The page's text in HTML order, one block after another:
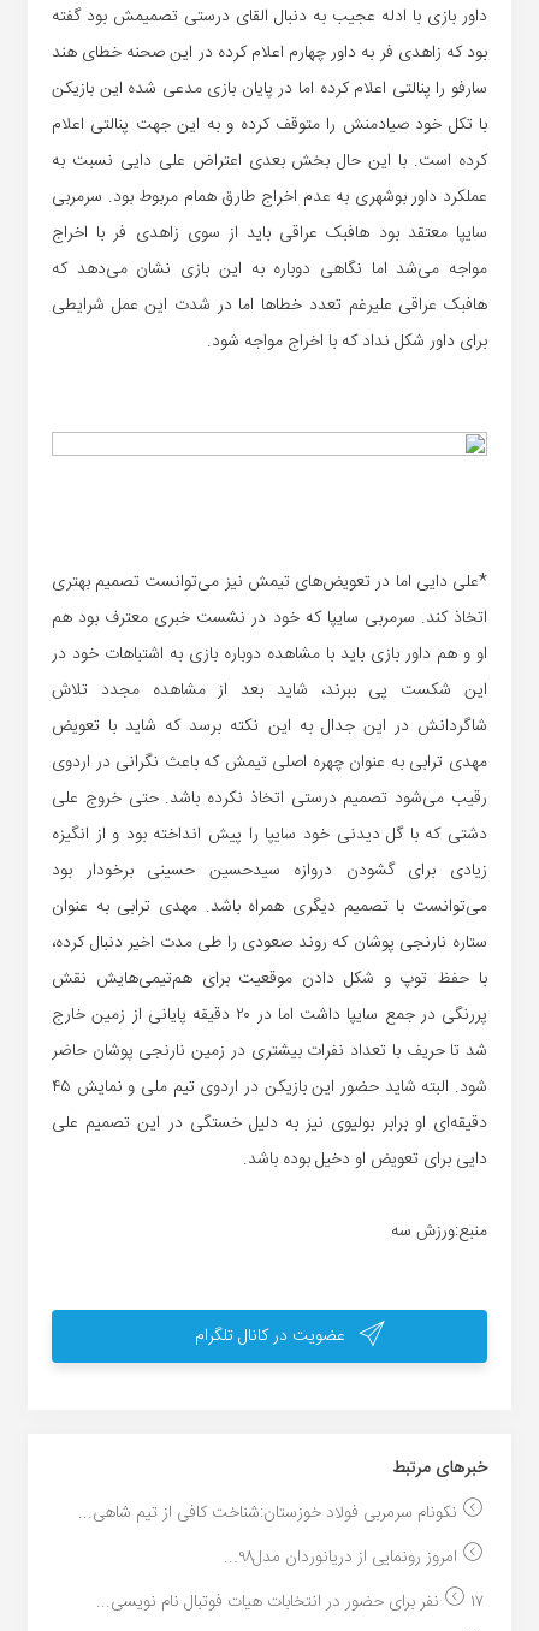
داور بازی با ادله عجیب به دنبال القای درستی تصمیمش بود گفته
بود که زاهدی فر به داور چهارم اعلام کرده در این صحنه خطای هند
سارفو را پنالتی اعلام کرده اما در پایان بازی مدعی شده این بازیکن
با تکل خود صیادمنش را متوقف کرده و به این جهت پنالتی اعلام
کرده است. با این حال بخش بعدی اعتراض علی دایی نسبت به
عملکرد داور بوشهری به عدم اخراج طارق همام مربوط بود. سرمربی
سایپا معتقد بود هافبک عراقی باید از سوی زاهدی فر با اخراج
مواجه می‌شد اما نگاهی دوباره به این بازی نشان می‌دهد که
هافبک عراقی علیرغم تعدد خطاها اما در شدت این عمل شرایطی
برای داور شکل نداد که با اخراج مواجه شود.
*علی دایی اما در تعویض‌های تیمش نیز می‌توانست تصمیم بهتری
اتخاذ کند. سرمربی سایپا که خود در نشست خبری معترف بود هم
او و هم داور بازی باید با مشاهده دوباره بازی به اشتباهات خود در
این شکست پی ببرند، شاید بعد از مشاهده مجدد تلاش
شاگردانش در این جدال به این نکته برسد که شاید با تعویض
مهدی ترابی به عنوان چهره اصلی تیمش که باعث نگرانی در اردوی
رقیب می‌شود تصمیم درستی اتخاذ نکرده باشد. حتی خروج علی
دشتی که با گل دیدنی خود سایپا را پیش انداخته بود و از انگیزه
زیادی برای گشودن دروازه سیدحسین حسینی برخودار بود
می‌توانست با تصمیم دیگری همراه باشد. مهدی ترابی به عنوان
ستاره نارنجی پوشان که روند صعودی را طی مدت اخیر دنبال کرده،
با حفظ توپ و شکل دادن موقعیت برای هم‌تیمی‌هایش نقش
پررنگی در جمع سایپا داشت اما در ۲۰ دقیقه پایانی از زمین خارج
شد تا حریف با تعداد نفرات بیشتری در زمین نارنجی پوشان حاضر
شود. البته شاید حضور این بازیکن در اردوی تیم ملی و نمایش ۴۵
دقیقه‌ای او برابر بولیوی نیز به دلیل خستگی در این تصمیم علی
دایی برای تعویض او دخیل بوده باشد.
منبع:ورزش سه
عضویت در کانال تلگرام
خبر‌های مرتبط
نکونام سرمربی فولاد خوزستان:شناخت کافی از تیم شاهی...
امروز رونمایی از دریانوردان مدل۹۸...
۱۷ نفر برای حضور در انتخابات هیات فوتبال نام نویسی...